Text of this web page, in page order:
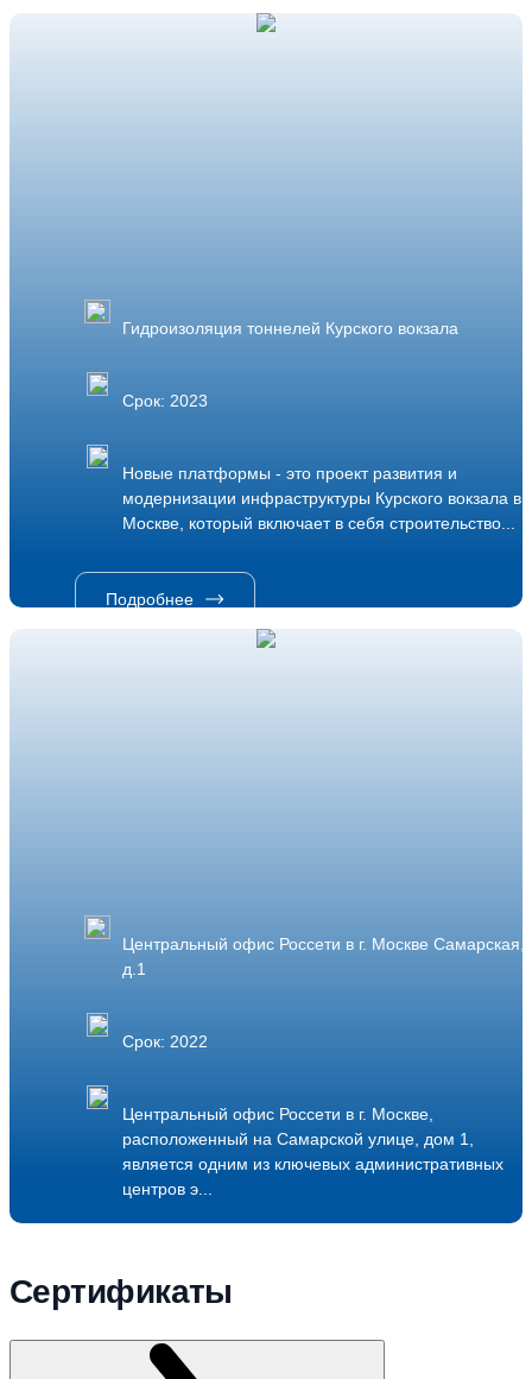
Гидроизоляция тоннелей Курского вокзала
Срок: 2023
Новые платформы - это проект развития и
модернизации инфраструктуры Курского вокзала в
Москве, который включает в себя строительство...
Подробнее
Центральный офис Россети в г. Москве Самарская,
д.1
Срок: 2022
Центральный офис Россети в г. Москве,
расположенный на Самарской улице, дом 1,
является одним из ключевых административных
центров э...
Сертификаты